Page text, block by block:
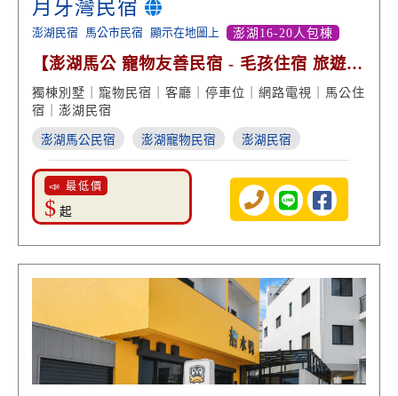
月牙灣民宿
澎湖民宿 馬公市民宿 顯示在地圖上 澎湖16-20人包棟
【澎湖馬公 寵物友善民宿 - 毛孩住宿 旅遊度
假】
獨棟別墅｜寵物民宿｜客廳｜停車位｜網路電視｜馬公住
宿｜澎湖民宿
澎湖馬公民宿 澎湖寵物民宿 澎湖民宿
📣 最低價
$ 起